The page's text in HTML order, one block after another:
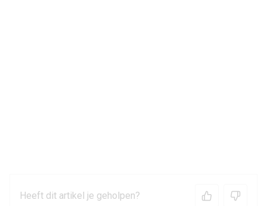
Heeft dit artikel je geholpen?